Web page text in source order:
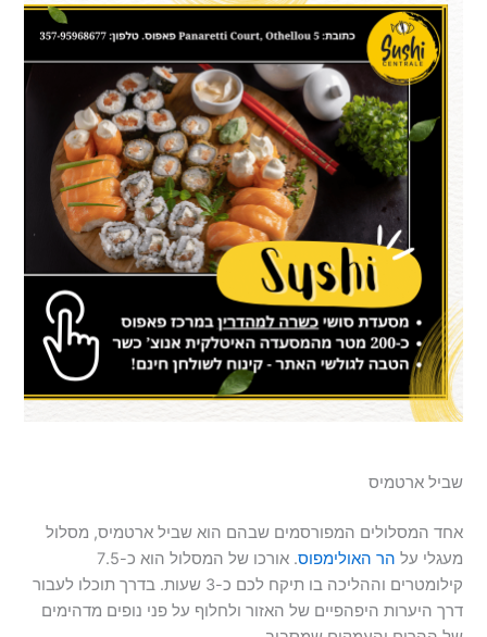
שביל ארטמיס
אחד המסלולים המפורסמים שבהם הוא שביל ארטמיס, מסלול
מעגלי על הר האולימפוס
. אורכו של המסלול הוא כ-7.5
קילומטרים וההליכה בו תיקח לכם כ-3 שעות. בדרך תוכלו לעבור
דרך היערות היפהפיים של האזור ולחלוף על פני נופים מדהימים